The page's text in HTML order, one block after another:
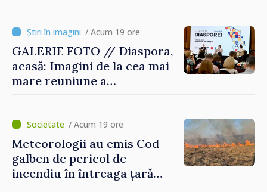
/ Acum 19 ore
GALERIE FOTO // Diaspora,
acasă: Imagini de la cea mai
mare reuniune a
/ Acum 19 ore
Meteorologii au emis Cod
galben de pericol de
incendiu în întreaga țară